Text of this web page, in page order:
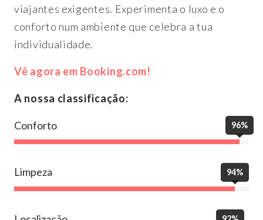
viajantes exigentes. Experimenta o luxo e o
conforto num ambiente que celebra a tua
individualidade.
Vê agora em Booking.com!
A nossa classificação:
Conforto 96%
Limpeza 94%